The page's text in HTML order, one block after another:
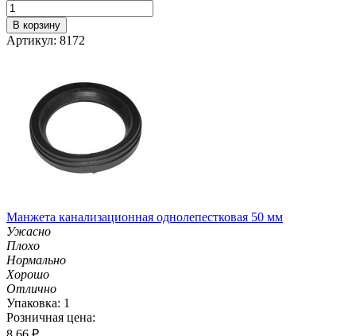
В корзину
Артикул: 8172
Манжета канализационная однолепестковая 50 мм
Ужасно
Плохо
Нормально
Хорошо
Отлично
Упаковка: 1
Розничная цена: